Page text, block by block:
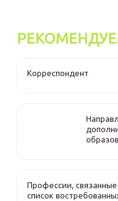
Корреспондент
Профессии,
список